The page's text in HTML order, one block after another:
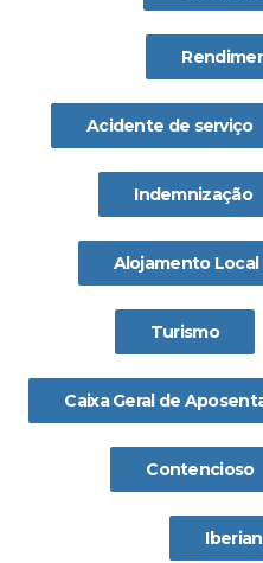
Acidente de serviço
Indemnização
Alojamento Local
Turismo
Caixa Geral de
Contencioso